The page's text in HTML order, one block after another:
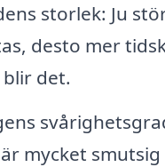
storlek: Ju
desto mer
det.
mycket